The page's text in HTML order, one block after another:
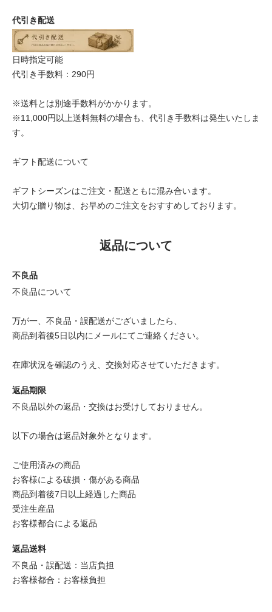
代引き配送
日時指定可能
代引き手数料：290円
※送料とは別途手数料がかかります。
※11,000円以上送料無料の場合も、代引き手数料は発生いたしま
す。
ギフト配送について
ギフトシーズンはご注文・配送ともに混み合います。
大切な贈り物は、お早めのご注文をおすすめしております。
返品について
不良品
不良品について
万が一、不良品・誤配送がございましたら、
商品到着後5日以内にメールにてご連絡ください。
在庫状況を確認のうえ、交換対応させていただきます。
返品期限
不良品以外の返品・交換はお受けしておりません。
以下の場合は返品対象外となります。
ご使用済みの商品
お客様による破損・傷がある商品
商品到着後7日以上経過した商品
受注生産品
お客様都合による返品
返品送料
不良品・誤配送：当店負担
お客様都合：お客様負担